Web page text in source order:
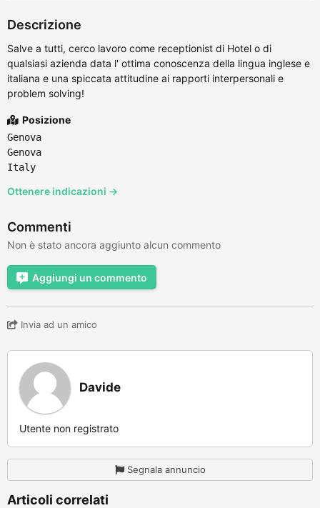
Descrizione
Salve a tutti, cerco lavoro come receptionist di Hotel o di
qualsiasi azienda data l' ottima conoscenza della lingua inglese e
italiana e una spiccata attitudine ai rapporti interpersonali e
problem solving!
Posizione
Genova
Genova
Italy
Ottenere indicazioni →
Commenti
Non è stato ancora aggiunto alcun commento
Aggiungi un commento
Invia ad un amico
Davide
Utente non registrato
Segnala annuncio
Articoli correlati